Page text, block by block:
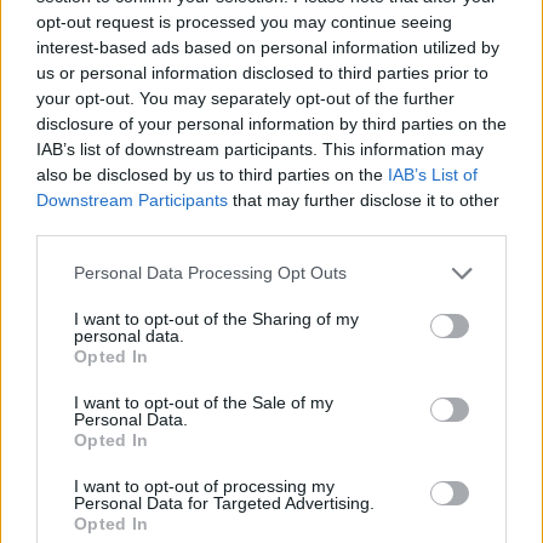
opt-out request is processed you may continue seeing
interest-based ads based on personal information utilized by
us or personal information disclosed to third parties prior to
your opt-out. You may separately opt-out of the further
disclosure of your personal information by third parties on the
IAB’s list of downstream participants. This information may
also be disclosed by us to third parties on the IAB’s List of
Downstream Participants that may further disclose it to other
Personal Data Processing Opt Outs
I want to opt-out of the Sharing of my
personal data.
Opted In
I want to opt-out of the Sale of my
Personal Data.
Opted In
I want to opt-out of processing my
Personal Data for Targeted Advertising.
Opted In
Jerozolimą, mówiąc: „O gdybyś i ty poznało w ten dzień to,
co służy pokojowi!” (Łk 19, 42).
My, drodzy bracia i siostry, zabiegamy niestrudzenie o
ten pokój, do którego budowania zaprasza nas Duch
Jezusa i Ojca: pokoju, który łączy w sobie różnorodności,
który krzewi jedność w wielości. Jest to pokój Ducha
Świętego, który nadaje harmonię różnicom, podczas gdy
duch, który jest wrogiem Boga i człowieka, wykorzystuje
Święte mówi: „Dzięki temu można rozpoznać dzieci Boga i
dzieci diabła: każdy, kto postępuje niesprawiedliwie, nie
jest z Boga, jak i ten, kto nie miłuje swego brata” (1 J 3,
10). Najmilsi, ten kto nazywa siebie chrześcijaninem, musi
wybrać, po której stronie stanąć. Ten, kto idzie za
Chrystusem, zawsze wybiera pokój; ten, kto rozpętuje
wojnę i przemoc, zdradza Pana i wyrzeka się Jego